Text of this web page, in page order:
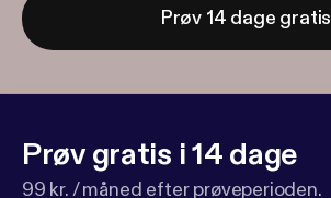
Prøv 14 dage gratis
Prøv gratis i 14 dage
99 kr. / måned efter prøveperioden.